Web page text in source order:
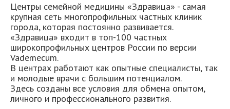
Центры семейной медицины «Здравица» - самая
крупная сеть многопрофильных частных клиник
города, которая постоянно развивается.
«Здравица» входит в топ-100 частных
широкопрофильных центров России по версии
Vademecum.
В центрах работают как опытные специалисты, так
и молодые врачи с большим потенциалом.
Здесь созданы все условия для обмена опытом,
личного и профессионального развития.